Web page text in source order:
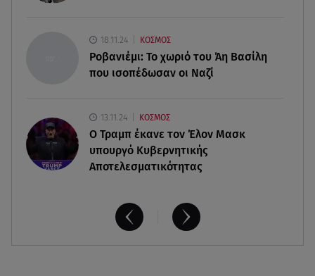
18.11.24 ΚΟΣΜΟΣ
Ροβανιέμι: Το χωριό του Άη Βασίλη
που ισοπέδωσαν οι Ναζί
13.11.24 ΚΟΣΜΟΣ
O Τραμπ έκανε τον Έλον Μασκ
υπουργό Κυβερνητικής
Αποτελεσματικότητας